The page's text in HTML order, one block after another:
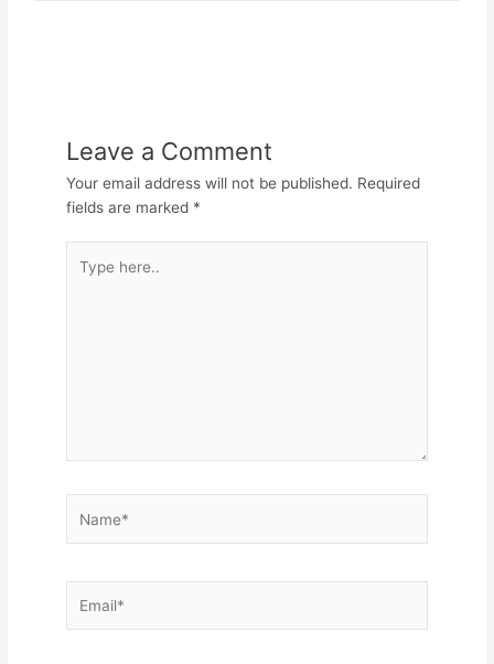
Leave a Comment
Your email address will not be published. Required
fields are marked *
here..